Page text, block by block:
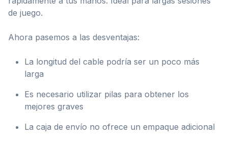
de juego.
Ahora pasemos a las desventajas:
La longitud del cable podría ser un poco más
larga
Es necesario utilizar pilas para obtener los
mejores graves
La caja de envío no ofrece un empaque adicional